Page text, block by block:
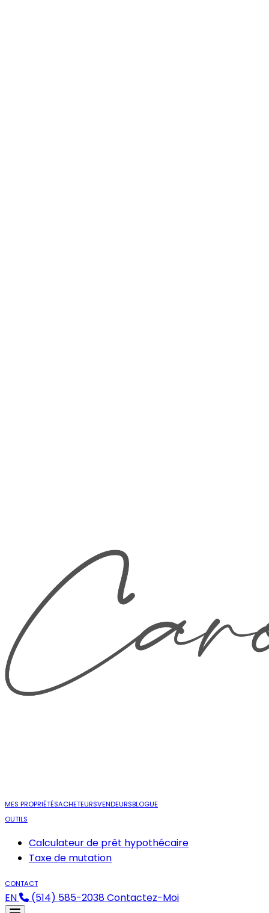
MES PROPRIÉTÉSACHETEURSVENDEURSBLOGUE
OUTILS
Calculateur de prêt hypothécaire
Taxe de mutation
CONTACT
EN (514) 585-2038Contactez-Moi